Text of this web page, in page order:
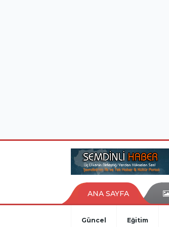
ANA SAYFA
Güncel Eğitim